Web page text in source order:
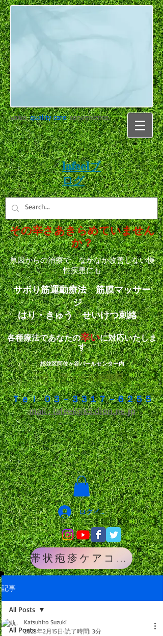
value.quality care.convenience.
lafeelブ
ログ
その辛さあきらめていません
か？
原因からの治療で、なかなか改善しない慢
性疾患にも
サボり筋運動療法 筋膜マッサー
ジ
はり・きゅう せいけつ刺絡
各種療法であなたの辛いに対応いたしま
す
杉並区阿佐ヶ谷パールセンター内
ラ・フィール治療院
Ｔｅｌ: ０３－３３１７－６２５５
mail : lafeel@k5.dion.ne.jp​​
ログイン
帯状疱疹ケアコース
記事
All Posts
All Posts
Katsuhiro Suzuki
2023年2月15日 読了時間: 3分